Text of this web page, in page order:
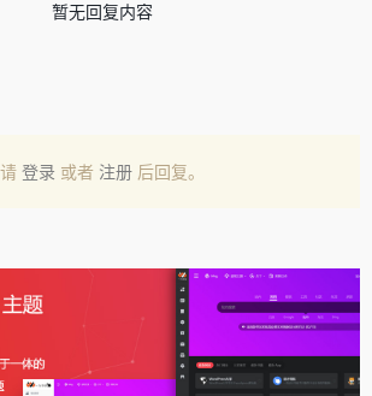
暂无回复内容
请 登录 或者 注册 后回复。